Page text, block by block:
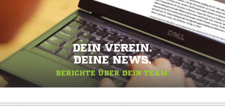
DEIN VEREIN.
DEINE NEWS.
BERICHTE ÜBER DEIN TEAM.